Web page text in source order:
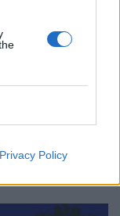
Privacy Policy
Υγείας: Τα